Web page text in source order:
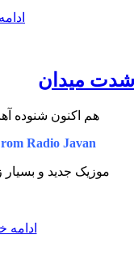
شدت میدان
هم اکنون شنوده
Radio Javan
موزیک جدید و بسیار
ادامه